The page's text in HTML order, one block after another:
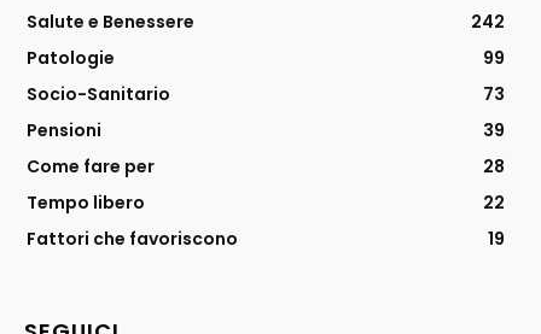
Salute e Benessere
242
Patologie
99
Socio-Sanitario
73
Pensioni
39
Come fare per
28
Tempo libero
22
Fattori che favoriscono
19